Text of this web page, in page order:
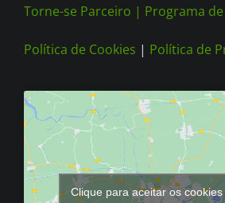
Torne-se Parceiro | Programa
Política de Cookies | Política de
Clique para aceitar os